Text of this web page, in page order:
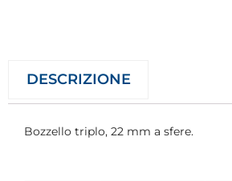
DESCRIZIONE
Bozzello triplo, 22 mm a sfere.